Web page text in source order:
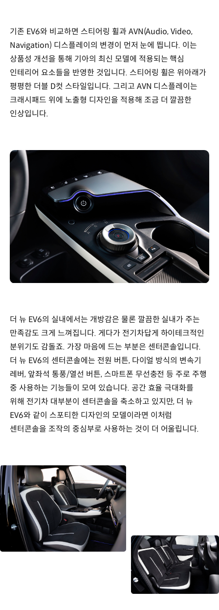
기존 EV6와 비교하면 스티어링 휠과 AVN(Audio, Video,
Navigation) 디스플레이의 변경이 먼저 눈에 띕니다. 이는
상품성 개선을 통해 기아의 최신 모델에 적용되는 핵심
인테리어 요소들을 반영한 것입니다. 스티어링 휠은 위아래가
평평한 더블 D컷 스타일입니다. 그리고 AVN 디스플레이는
크래시패드 위에 노출형 디자인을 적용해 조금 더 깔끔한
인상입니다.
더 뉴 EV6의 실내에서는 개방감은 물론 깔끔한 실내가 주는
만족감도 크게 느껴집니다. 게다가 전기차답게 하이테크적인
분위기도 감돌죠. 가장 마음에 드는 부분은 센터콘솔입니다.
더 뉴 EV6의 센터콘솔에는 전원 버튼, 다이얼 방식의 변속기
레버, 앞좌석 통풍/열선 버튼, 스마트폰 무선충전 등 주로 주행
중 사용하는 기능들이 모여 있습니다. 공간 효율 극대화를
위해 전기차 대부분이 센터콘솔을 축소하고 있지만, 더 뉴
EV6와 같이 스포티한 디자인의 모델이라면 이처럼
센터콘솔을 조작의 중심부로 사용하는 것이 더 어울립니다.